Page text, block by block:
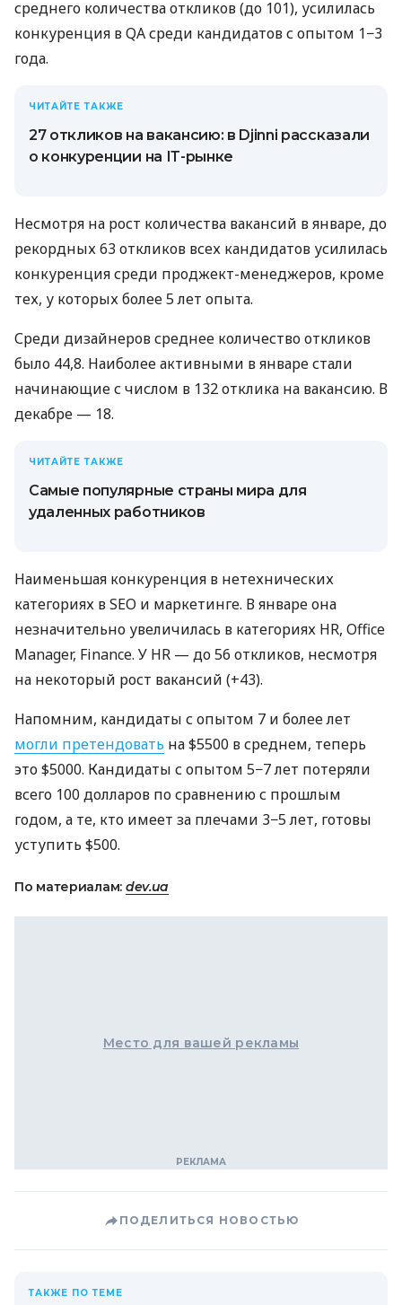
среднего количества откликов (до 101), усилилась
конкуренция в QA среди кандидатов с опытом 1−3
года.
ЧИТАЙТЕ ТАКЖЕ
27 откликов на вакансию: в Djinni рассказали
о конкуренции на ІТ-рынке
Несмотря на рост количества вакансий в январе, до
рекордных 63 откликов всех кандидатов усилилась
конкуренция среди проджект-менеджеров, кроме
тех, у которых более 5 лет опыта.
Среди дизайнеров среднее количество откликов
было 44,8. Наиболее активными в январе стали
начинающие с числом в 132 отклика на вакансию. В
декабре — 18.
ЧИТАЙТЕ ТАКЖЕ
Самые популярные страны мира для
удаленных работников
Наименьшая конкуренция в нетехнических
категориях в SEO и маркетинге. В январе она
незначительно увеличилась в категориях HR, Office
Manager, Finance. У HR — до 56 откликов, несмотря
на некоторый рост вакансий (+43).
Напомним, кандидаты с опытом 7 и более лет
могли претендовать на $5500 в среднем, теперь
это $5000. Кандидаты с опытом 5−7 лет потеряли
всего 100 долларов по сравнению с прошлым
годом, а те, кто имеет за плечами 3−5 лет, готовы
уступить $500.
По материалам: dev.ua
Место для вашей рекламы
ПОДЕЛИТЬСЯ НОВОСТЬЮ
ТАКЖЕ ПО ТЕМЕ